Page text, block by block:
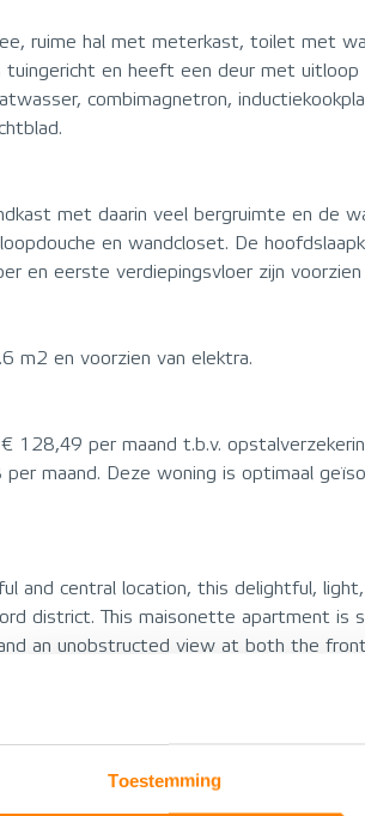
Toestemming
ruime hal met meterkast, toilet met
tuingericht en heeft een deur met
combimagnetron,
met daarin veel bergruimte en de
en wandcloset. De
en eerste verdiepingsvloer zijn
m2 en voorzien van elektra.
128,49 per maand t.b.v.
maand. Deze woning is optimaal
and central location, this delightful,
district. This maisonette apartment
an unobstructed view at both the
center is a short distance from
needs. Various primary
with swimming and fitness